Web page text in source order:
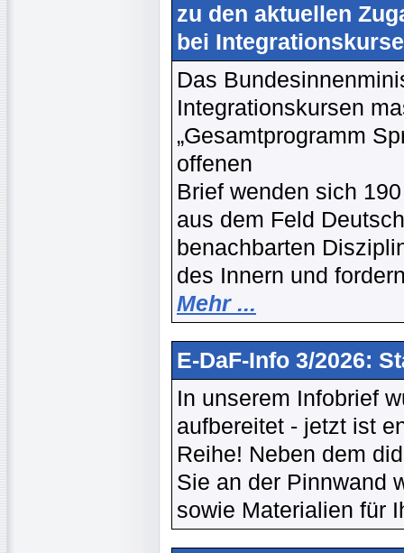
zu den aktuellen
bei
Das
Integrationskursen
„Gesamtprogramm
offenen
Brief wenden sich
aus dem Feld
benachbarten
des Innern und
Mehr ...
E-DaF-Info 3/2026:
In unserem Infobrief
aufbereitet - jetzt ist
Reihe! Neben dem
Sie an der Pinnwand
sowie Materialien für